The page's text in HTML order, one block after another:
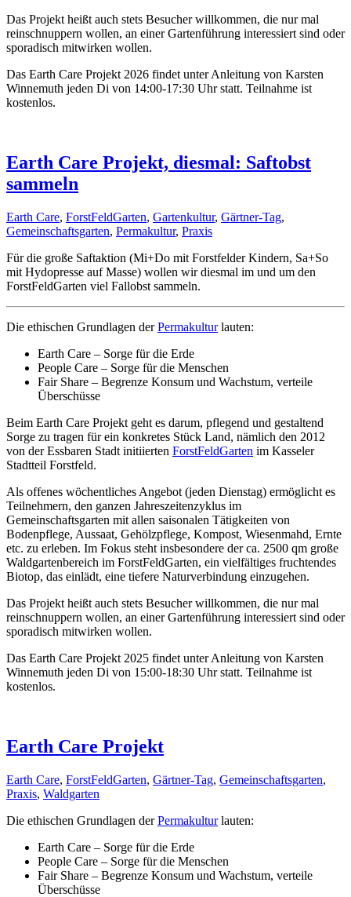
Das Projekt heißt auch stets Besucher willkommen, die nur mal
reinschnuppern wollen, an einer Gartenführung interessiert sind oder
sporadisch mitwirken wollen.
Das Earth Care Projekt 2026 findet unter Anleitung von Karsten
Winnemuth jeden Di von 14:00-17:30 Uhr statt. Teilnahme ist
kostenlos.
Earth Care Projekt, diesmal: Saftobst
sammeln
Earth Care, ForstFeldGarten, Gartenkultur, Gärtner-Tag,
Gemeinschaftsgarten, Permakultur, Praxis
Für die große Saftaktion (Mi+Do mit Forstfelder Kindern, Sa+So
mit Hydopresse auf Masse) wollen wir diesmal im und um den
ForstFeldGarten viel Fallobst sammeln.
Die ethischen Grundlagen derPermakulturlauten:
Earth Care – Sorge für die Erde
People Care – Sorge für die Menschen
Fair Share – Begrenze Konsum und Wachstum, verteile
Überschüsse
Beim Earth Care Projekt geht es darum, pflegend und gestaltend
Sorge zu tragen für ein konkretes Stück Land, nämlich den 2012
von der Essbaren Stadt initiierten ForstFeldGarten im Kasseler
Stadtteil Forstfeld.
Als offenes wöchentliches Angebot (jeden Dienstag) ermöglicht es
Teilnehmern, den ganzen Jahreszeitenzyklus im
Gemeinschaftsgarten mit allen saisonalen Tätigkeiten von
Bodenpflege, Aussaat, Gehölzpflege, Kompost, Wiesenmahd, Ernte
etc. zu erleben. Im Fokus steht insbesondere der ca. 2500 qm große
Waldgartenbereich im ForstFeldGarten, ein vielfältiges fruchtendes
Biotop, das einlädt, eine tiefere Naturverbindung einzugehen.
Das Projekt heißt auch stets Besucher willkommen, die nur mal
reinschnuppern wollen, an einer Gartenführung interessiert sind oder
sporadisch mitwirken wollen.
Das Earth Care Projekt 2025 findet unter Anleitung von Karsten
Winnemuth jeden Di von 15:00-18:30 Uhr statt. Teilnahme ist
kostenlos.
Earth Care Projekt
Earth Care, ForstFeldGarten, Gärtner-Tag, Gemeinschaftsgarten,
Praxis, Waldgarten
Die ethischen Grundlagen derPermakulturlauten:
Earth Care – Sorge für die Erde
People Care – Sorge für die Menschen
Fair Share – Begrenze Konsum und Wachstum, verteile
Überschüsse